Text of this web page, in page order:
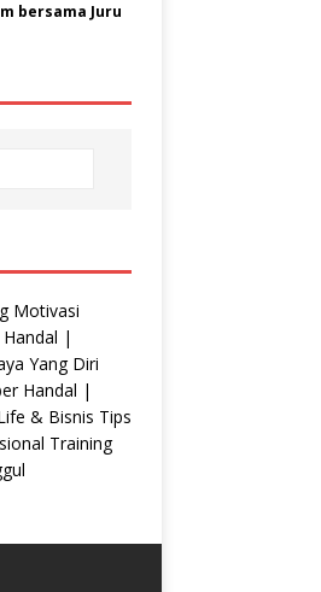
bersama Juru
Motivasi
Handal |
Yang Diri
Handal |
& Bisnis Tips
Training